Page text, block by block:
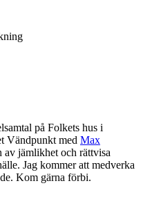
på Folkets hus i
Vändpunkt med Max
av jämlikhet och rättvisa
Jag kommer att medverka
Kom gärna förbi.